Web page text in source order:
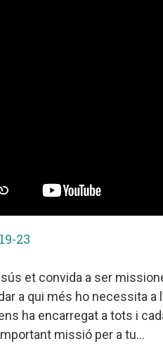
23
et convida a ser
a qui més ho necessita a
ha encarregat a tots i
missió per a tu...